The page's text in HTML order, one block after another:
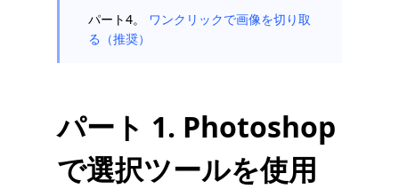
パート4。 ワンクリックで画像を切り取
る（推奨）
パート 1. Photoshop
で選択ツールを使用